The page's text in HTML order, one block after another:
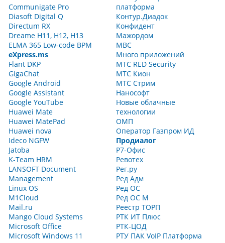
Communigate Pro
Diasoft Digital Q
Directum RX
Dreame H11, H12, H13
ELMA 365 Low-code BPM
eXpress.ms
Flant DKP
GigaChat
Google Android
Google Assistant
Google YouTube
Huawei Mate
Huawei MatePad
Huawei nova
Ideco NGFW
Jatoba
K-Team HRM
LANSOFT Document
Management
Linux OS
M1Cloud
Mail.ru
Mango Cloud Systems
Microsoft Office
Microsoft Windows 11
платформа
Контур.Диадок
Конфидент
Мажордом
МВС
Много приложений
МТС RED Security
МТС Кион
МТС Стрим
Нанософт
Новые облачные
технологии
ОМП
Оператор Газпром ИД
Продиалог
Р7-Офис
Ревотех
Рег.ру
Ред Адм
Ред ОС
Ред ОС М
Реестр ТОРП
РТК ИТ Плюс
РТК-ЦОД
РТУ ПАК VoIP Платформа